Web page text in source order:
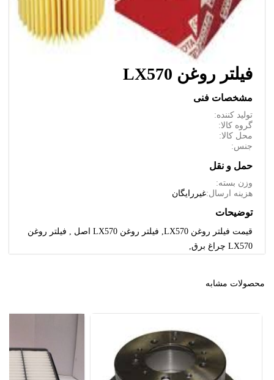
فیلتر روغن LX570
مشخصات فنی
تولید کننده:
گروه کالا:
محل کالا:
جنس:
حمل و نقل
وزن بسته:
هزینه ارسال:غیررایگان
توضیحات
قیمت فیلتر روغن LX570, فیلتر روغن LX570 اصل , فیلتر روغن
LX570 چراغ برق,
محصولات مشابه